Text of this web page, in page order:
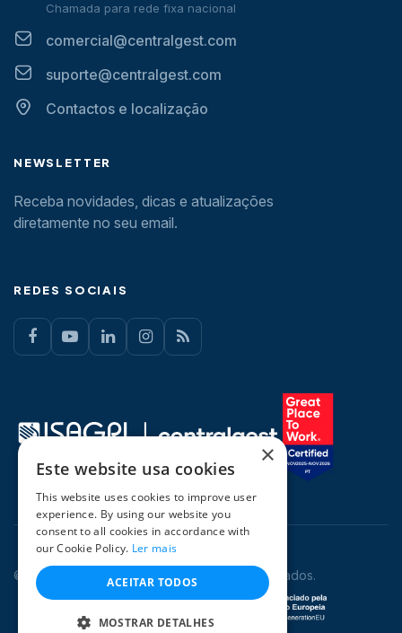
Chamada para rede fixa nacional
comercial@centralgest.com
suporte@centralgest.com
Contactos e localização
NEWSLETTER
Receba novidades, dicas e atualizações
diretamente no seu email.
REDES SOCIAIS
© 2026 CentralGest. Todos os direitos reservados.
×
Este website usa cookies
This website uses cookies to improve user
experience. By using our website you
consent to all cookies in accordance with
our Cookie Policy. Ler mais
ACEITAR TODOS
MOSTRAR DETALHES